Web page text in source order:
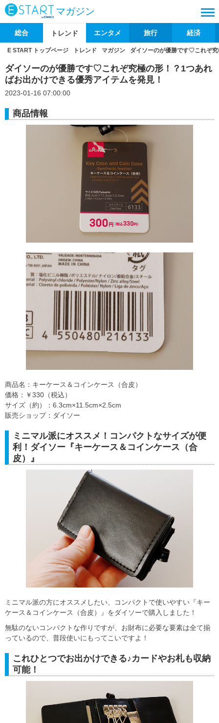
マガジン
総合 トレンド エンタメ 旅行 経済
E START トップページ トレンド マガジン ダイソーのが優勝です♡これぞ
ダイソーのが優勝です♡これぞ究極の形！？1つあれ
ばお出かけできる優秀アイテムを発見！
2023-01-16 07:00:00
商品情報
商品名：キーケース＆コインケース（合皮）
価格：￥330（税込）
サイズ（約）：6.3cm×11.5cm×2.5cm
販売ショップ：ダイソー
ミニマル派にオススメ！コンパクトなサイズが便
利！ダイソー『キーケース＆コインケース（合
皮）』
ミニマル派の方にオススメしたい、コンパクトで使いやすい『キー
ケース＆コインケース（合皮）』をダイソーで購入しました！
無駄のないコンパクトな作りですが、お財布に必要な要素は全て揃
っているので、普段使いにもってこいですよ！
これひとつでお出かけできる♪カードやお札も収納
可能！